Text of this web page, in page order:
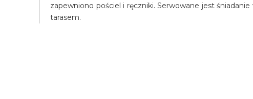
zapewniono pościel i ręczniki. Serwowane jest
tarasem.